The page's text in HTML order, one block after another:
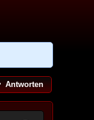
Antworten